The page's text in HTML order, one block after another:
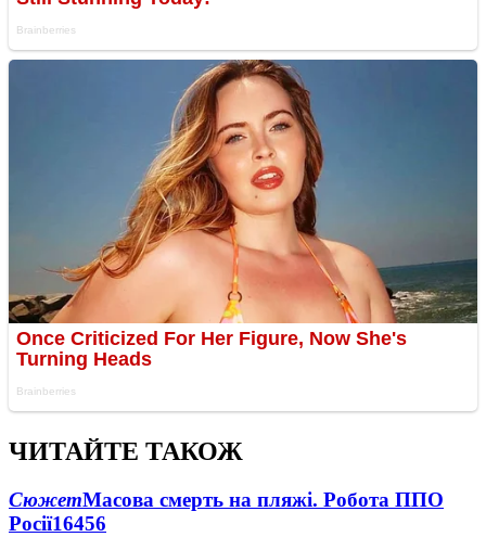
ЧИТАЙТЕ ТАКОЖ
СюжетМасова смерть на пляжі. Робота ППО
Росії16456